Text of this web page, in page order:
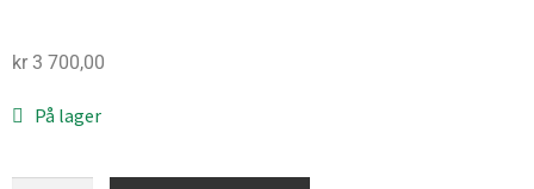
kr 3 700,00
På lager